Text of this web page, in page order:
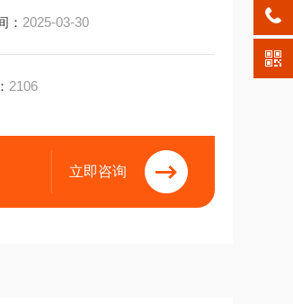
： 2025-03-30
2106
立即咨询